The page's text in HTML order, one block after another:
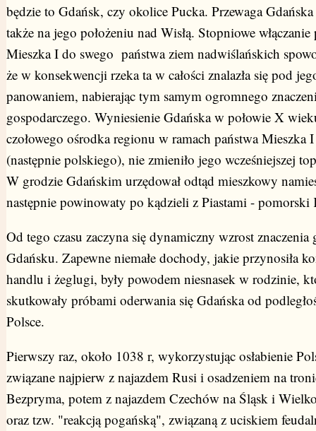
będzie to Gdańsk, czy okolice Pucka. Przewaga Gdańska
także na jego położeniu nad Wisłą. Stopniowe włączanie
Mieszka I do swego państwa ziem nadwiślańskich
że w konsekwencji rzeka ta w całości znalazła się pod
panowaniem, nabierając tym samym ogromnego
gospodarczego. Wyniesienie Gdańska w połowie X
czołowego ośrodka regionu w ramach państwa Mieszka I
(następnie polskiego), nie zmieniło jego wcześniejszej
W grodzie Gdańskim urzędował odtąd mieszkowy
następnie powinowaty po kądzieli z Piastami - pomorski
Od tego czasu zaczyna się dynamiczny wzrost znaczenia
Gdańsku. Zapewne niemałe dochody, jakie przynosiła
handlu i żeglugi, były powodem niesnasek w rodzinie,
skutkowały próbami oderwania się Gdańska od
Polsce.
Pierwszy raz, około 1038 r, wykorzystując osłabienie
związane najpierw z najazdem Rusi i osadzeniem na
Bezpryma, potem z najazdem Czechów na Śląsk i
oraz tzw. "reakcją pogańską", związaną z uciskiem